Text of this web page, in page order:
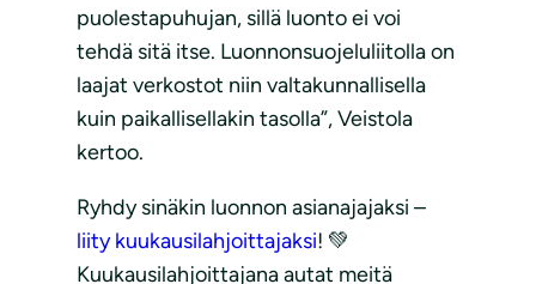
puolestapuhujan, sillä luonto ei voi
tehdä sitä itse. Luonnonsuojeluliitolla on
laajat verkostot niin valtakunnallisella
kuin paikallisellakin tasolla”, Veistola
kertoo.
Ryhdy sinäkin luonnon asianajajaksi –
liity kuukausilahjoittajaksi! 💚
Kuukausilahjoittajana autat meitä